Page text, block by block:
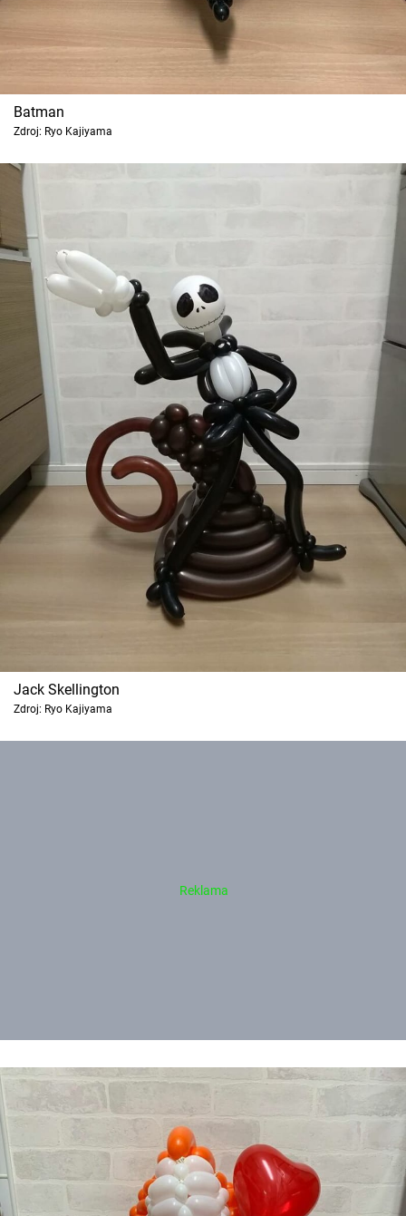
Batman
Zdroj: Ryo Kajiyama
Jack Skellington
Zdroj: Ryo Kajiyama